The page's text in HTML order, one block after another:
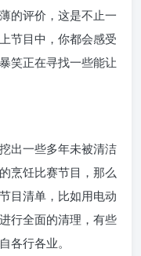
的评价，这是不止一
节目中，你都会感受
笑正在寻找一些能让
出一些多年未被清洁
烹饪比赛节目，那么
目清单，比如用电动
行全面的清理，有些
各行各业。